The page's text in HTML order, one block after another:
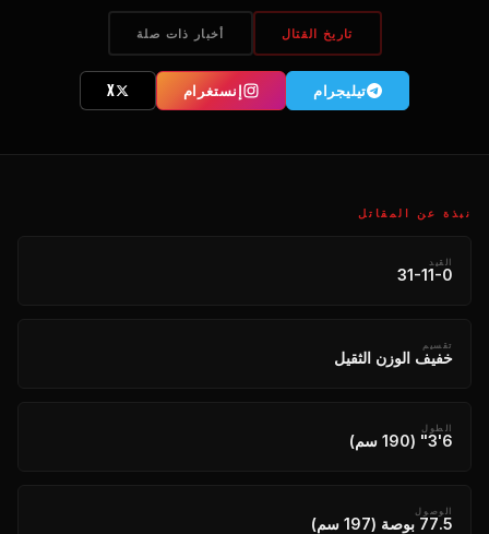
تاريخ القتال أخبار ذات صلة
تیلیجرام إنستغرام X
نبذة عن المقاتل
القيد
31-11-0
تقسيم
خفيف الوزن الثقيل
الطول
6'3" (190 سم)
الوصول
77.5 بوصة (197 سم)